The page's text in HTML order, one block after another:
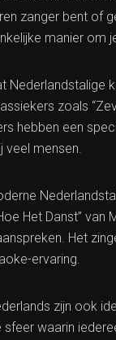
zanger bent of
manier om
Nederlandstalige
zoals
hebben een
veel mensen.
Het Danst”
Het
ervaring.
zijn ook
waarin